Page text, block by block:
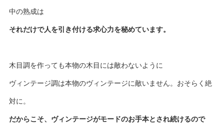
中の熟成は
それだけで人を引き付ける求心力を秘めています。
木目調を作っても本物の木目には敵わないように
ヴィンテージ調は本物のヴィンテージに敵いません。おそらく絶
対に。
だからこそ、ヴィンテージがモードのお手本とされ続けるので